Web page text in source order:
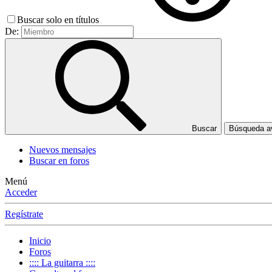
Buscar solo en títulos
De:
Buscar Búsqueda
Nuevos mensajes
Buscar en foros
Menú
Acceder
Regístrate
Inicio
Foros
:::: La guitarra ::::